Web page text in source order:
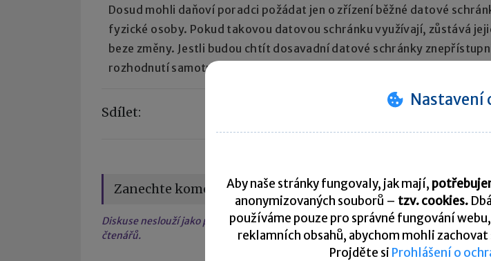
Dosud mohli daňoví poradci požádat jen o zřízení běžné datové
fyzické osoby. Pokud takovou datovou schránku využívají, zůstává
beze změny. Jestli budou chtít dosavadní datové schránky
rozhodnutí samotných držitelů těchto schránek.
Sdílet:
Zanechte komentář
Diskuse neslouží jako právní, daňová či účetní poradna. Je vyhrazena pro
čtenářů.
Nastavení
Aby naše stránky fungovaly, jak mají,
anonymizovaných souborů – tzv. cookies.
používáme pouze pro správné fungování
reklamních obsahů, abychom mohli
Projděte si Prohlášení o